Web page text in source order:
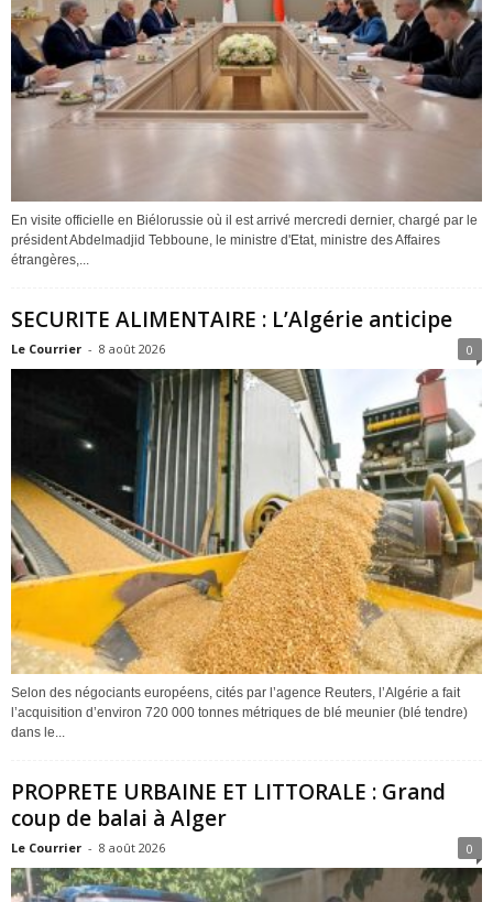
En visite officielle en Biélorussie où il est arrivé mercredi dernier, chargé par le
président Abdelmadjid Tebboune, le ministre d'Etat, ministre des Affaires
étrangères,...
SECURITE ALIMENTAIRE : L’Algérie anticipe
Le Courrier - 8 août 2026 0
Selon des négociants européens, cités par l’agence Reuters, l’Algérie a fait
l’acquisition d’environ 720 000 tonnes métriques de blé meunier (blé tendre)
dans le...
PROPRETE URBAINE ET LITTORALE : Grand
coup de balai à Alger
Le Courrier - 8 août 2026 0